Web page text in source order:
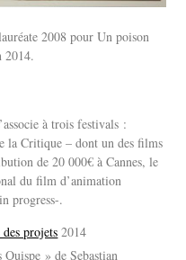
2008 pour Un poison
2014.
à trois festivals :
la Critique – dont un des films
de 20 000€ à Cannes, le
du film d’animation
progress-.
projets 2014
» de Sebastian